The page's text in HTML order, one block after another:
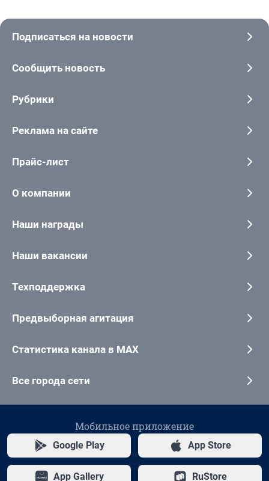
Подписаться на новости
Сообщить новость
Рубрики
Реклама на сайте
Прайс-лист
О компании
Наши награды
Наши вакансии
Техподдержка
Предвыборная агитация
Статистика канала в MAX
Все города сети
Мобильное приложение
Google Play App Store
App Gallery RuStore